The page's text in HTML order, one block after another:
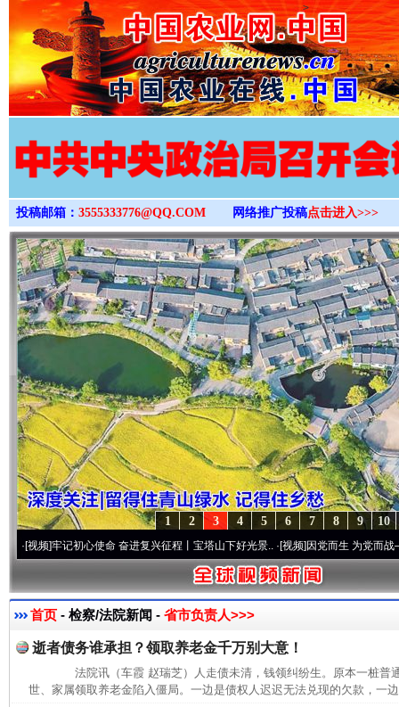
>
投稿邮箱： 3555333776@QQ.COM 网络推广投稿点击进入>>>
10
9
8
7
6
5
4
3
2
1
牢记初心使命 奋进复兴征程丨宝塔山下好光景..·[视频]因党而生 为党而战——百年
首页 - 检察/法院新闻 - 省市负责人>>>
逝者债务谁承担？领取养老金千万别大意！
法院讯（车霞 赵瑞芝）人走债未清，钱领纠纷生。原本一桩普
世、家属领取养老金陷入僵局。一边是债权人迟迟无法兑现的欠款，一